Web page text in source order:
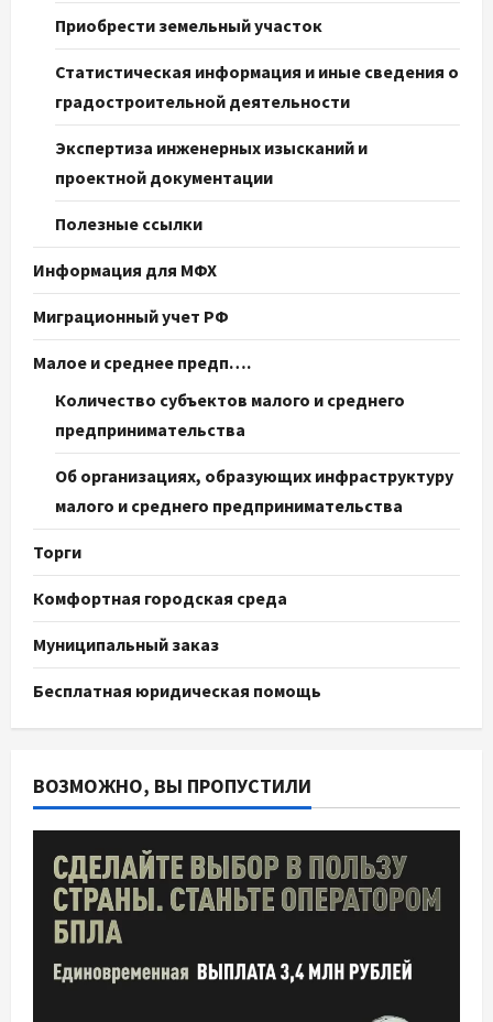
Приобрести земельный участок
Статистическая информация и иные сведения о
градостроительной деятельности
Экспертиза инженерных изысканий и
проектной документации
Полезные ссылки
Информация для МФХ
Миграционный учет РФ
Малое и среднее предп….
Количество субъектов малого и среднего
предпринимательства
Об организациях, образующих инфраструктуру
малого и среднего предпринимательства
Торги
Комфортная городская среда
Муниципальный заказ
Бесплатная юридическая помощь
ВОЗМОЖНО, ВЫ ПРОПУСТИЛИ